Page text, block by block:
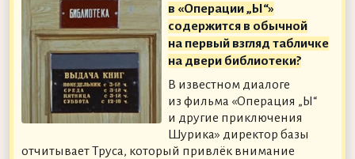
в «Операции „Ы“»
содержится в обычной
на первый взгляд табличке
на двери библиотеки?
В известном диалоге
из фильма «Операция „Ы“
и другие приключения
Шурика» директор базы
отчитывает Труса, который привлёк внимание